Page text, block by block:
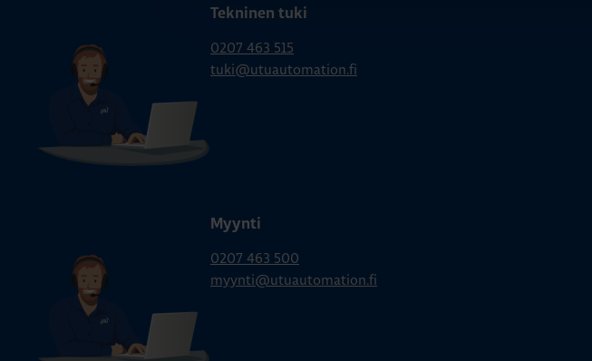
Tekninen tuki
0207 463 515
tuki@utuautomation.fi
Myynti
0207 463 500
myynti@utuautomation.fi